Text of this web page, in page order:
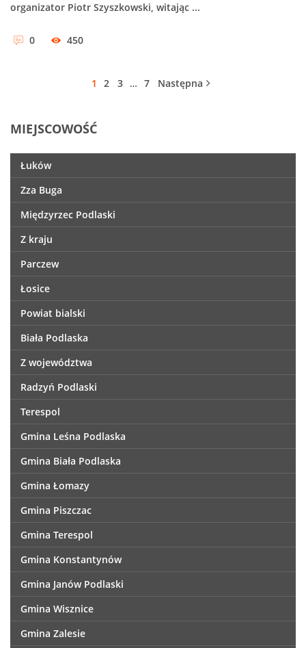
organizator Piotr Szyszkowski, witając ...
0 450
1 2 3 … 7 Następna
MIEJSCOWOŚĆ
Łuków
Zza Buga
Międzyrzec Podlaski
Z kraju
Parczew
Łosice
Powiat bialski
Biała Podlaska
Z województwa
Radzyń Podlaski
Terespol
Gmina Leśna Podlaska
Gmina Biała Podlaska
Gmina Łomazy
Gmina Piszczac
Gmina Terespol
Gmina Konstantynów
Gmina Janów Podlaski
Gmina Wisznice
Gmina Zalesie